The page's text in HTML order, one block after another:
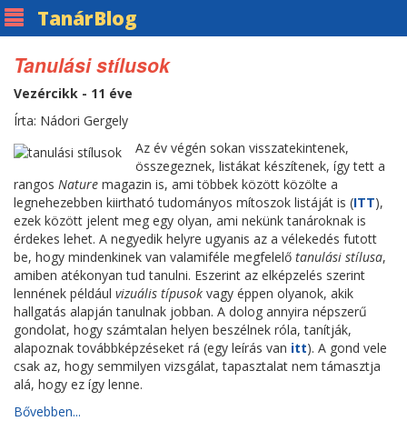
TanárBlog
Tanulási stílusok
Vezércikk - 11 éve
Írta: Nádori Gergely
Az év végén sokan visszatekintenek,
összegeznek, listákat készítenek, így tett a
rangos Nature magazin is, ami többek között közölte a
legnehezebben kiirtható tudományos mítoszok listáját is (ITT),
ezek között jelent meg egy olyan, ami nekünk tanároknak is
érdekes lehet. A negyedik helyre ugyanis az a vélekedés futott
be, hogy mindenkinek van valamiféle megfelelő tanulási stílusa,
amiben atékonyan tud tanulni. Eszerint az elképzelés szerint
lennének például vizuális típusok vagy éppen olyanok, akik
hallgatás alapján tanulnak jobban. A dolog annyira népszerű
gondolat, hogy számtalan helyen beszélnek róla, tanítják,
alapoznak továbbképzéseket rá (egy leírás van itt). A gond vele
csak az, hogy semmilyen vizsgálat, tapasztalat nem támasztja
alá, hogy ez így lenne.
Bővebben...